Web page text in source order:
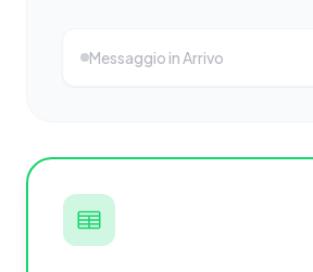
Messaggio in Arrivo